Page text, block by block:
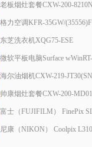
东芝洗衣机XQG75-ESE